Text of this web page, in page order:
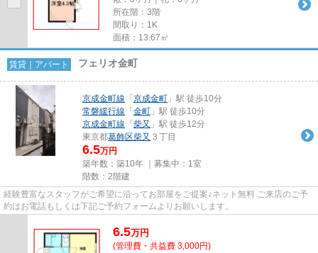
所在階：3階
間取り：1K
面積：13.67㎡
賃貸｜アパート フェリオ金町
京成金町線 「 京成金町 」駅 徒歩10分
常磐緩行線 「 金町 」駅 徒歩10分
京成金町線 「 柴又 」駅 徒歩12分
東京都葛飾区柴又 ３丁目
6.5万円
築年数：築10年 ｜募集中： 1室
階数：2階建
経験豊富なスタッフがご希望に沿ってお部屋をご提案♪ネット無料 ご来店のご予
約はお電話もしくは下記ご予約フォームよりお願いします。
6.5万円
(管理費・共益費 3,000円)